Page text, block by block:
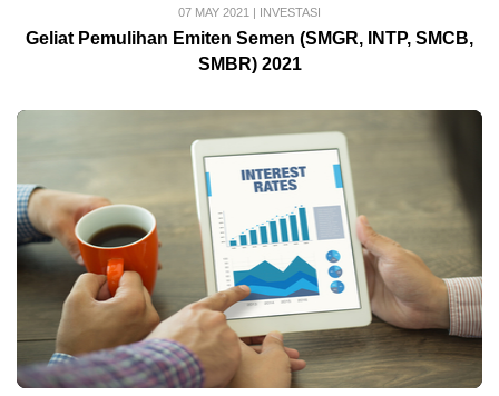
07 MAY 2021 INVESTASI
Geliat Pemulihan Emiten Semen (SMGR, INTP, SMCB,
SMBR) 2021